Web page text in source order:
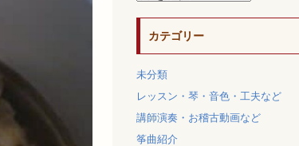
カテゴリー
未分類
レッスン・琴・音色・工夫など
講師演奏・お稽古動画など
筝曲紹介